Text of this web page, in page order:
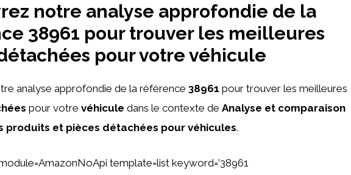
notre analyse approfondie de la
38961 pour trouver les meilleures
pour votre véhicule
analyse approfondie de la référence 38961 pour trouver les meilleures
pour votre véhicule dans le contexte de Analyse et comparaison
produits et pièces détachées pour véhicules.
template=list keyword=’38961